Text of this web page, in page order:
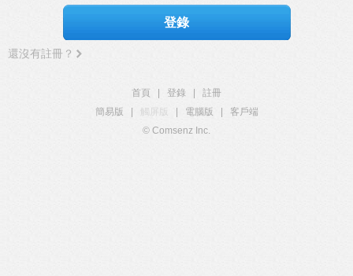
登錄
還沒有註冊？
首頁 登錄
註冊
簡易版
觸屏版 電腦版
客戶端
© Comsenz Inc.